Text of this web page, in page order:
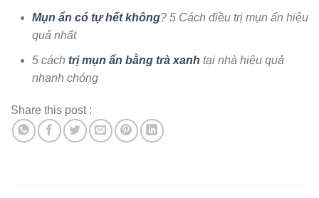
Mụn ẩn có tự hết không? 5 Cách điều trị mụn ẩn hiệu
quả nhất
5 cách trị mụn ẩn bằng trà xanh tại nhà hiệu quả
nhanh chóng
Share this post :